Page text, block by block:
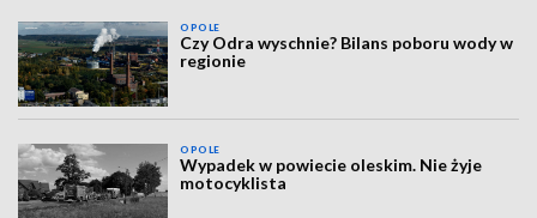
OPOLE
Czy Odra wyschnie? Bilans poboru wody w
regionie
OPOLE
Wypadek w powiecie oleskim. Nie żyje
motocyklista